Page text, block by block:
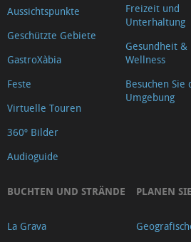
Aussichtspunkte
Geschützte Gebiete
GastroXàbia
Feste
Virtuelle Touren
360º Bilder
Audioguide
Freizeit und
Unterhaltung
Gesundheit &
Wellness
Besuchen Sie
Umgebung
BUCHTEN UND STRÄNDE
La Grava
PLANEN